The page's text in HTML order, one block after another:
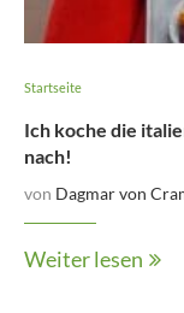
Startseite
Ich koche die
nach!
von Dagmar von
Weiter lesen